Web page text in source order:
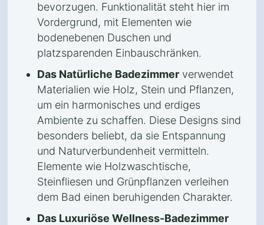
bevorzugen. Funktionalität steht hier im
Vordergrund, mit Elementen wie
bodenebenen Duschen und
platzsparenden Einbauschränken.
Das Natürliche Badezimmer verwendet
Materialien wie Holz, Stein und Pflanzen,
um ein harmonisches und erdiges
Ambiente zu schaffen. Diese Designs sind
besonders beliebt, da sie Entspannung
und Naturverbundenheit vermitteln.
Elemente wie Holzwaschtische,
Steinfliesen und Grünpflanzen verleihen
dem Bad einen beruhigenden Charakter.
Das Luxuriöse Wellness-Badezimmer